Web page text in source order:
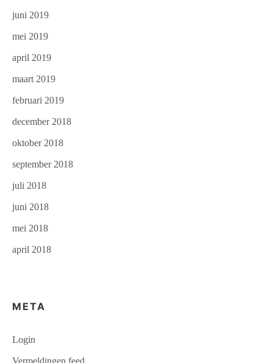
juni 2019
mei 2019
april 2019
maart 2019
februari 2019
december 2018
oktober 2018
september 2018
juli 2018
juni 2018
mei 2018
april 2018
META
Login
Vermeldingen feed